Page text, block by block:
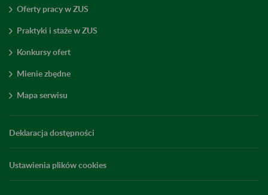
Oferty pracy w ZUS
Praktyki i staże w ZUS
Konkursy ofert
Mienie zbędne
Mapa serwisu
Deklaracja dostępności
Ustawienia plików cookies